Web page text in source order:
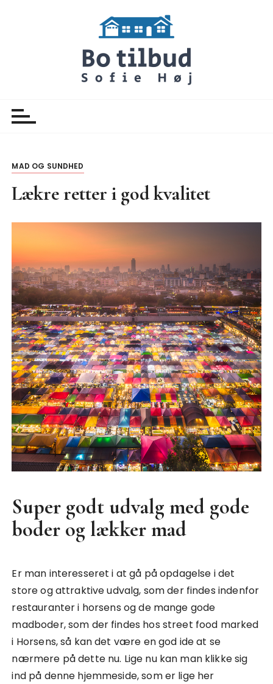
MAD OG SUNDHED
Lækre retter i god kvalitet
Super godt udvalg med gode
boder og lækker mad
Er man interesseret i at gå på opdagelse i det
store og attraktive udvalg, som der findes indenfor
restauranter i horsens og de mange gode
madboder, som der findes hos street food marked
i Horsens, så kan det være en god ide at se
nærmere på dette nu. Lige nu kan man klikke sig
ind på denne hjemmeside, som er lige her